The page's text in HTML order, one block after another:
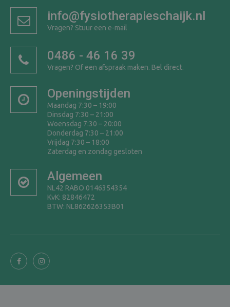
info@fysiotherapieschaijk.nl
Vragen? Stuur een e-mail
0486 - 46 16 39
Vragen? Of een afspraak maken. Bel direct.
Openingstijden
Maandag 7:30 – 19:00
Dinsdag 7:30 – 21:00
Woensdag 7:30 – 20:00
Donderdag 7:30 – 21:00
Vrijdag 7:30 – 18:00
Zaterdag en zondag gesloten
Algemeen
NL42 RABO 0146354354
KvK: 82846472
BTW: NL862626353B01